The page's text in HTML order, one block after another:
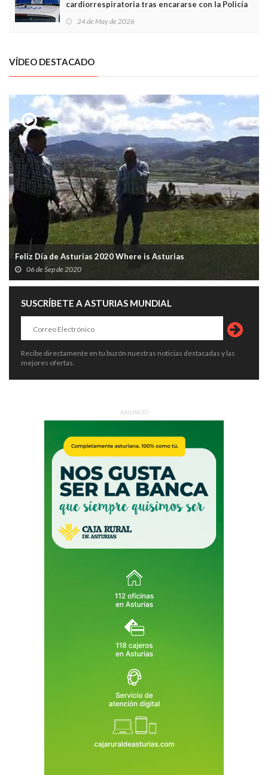
cardiorrespiratoria tras encararse con la Policía
24 de May de 2026
VÍDEO DESTACADO
Feliz Día de Asturias 2020 Where is Asturias
06 de Sep de 2020
SUSCRÍBETE A ASTURIAS MUNDIAL
Recibe directamente en tu buzón nuestras noticias destacadas y las
mejores ofertas.
ANUNCIO